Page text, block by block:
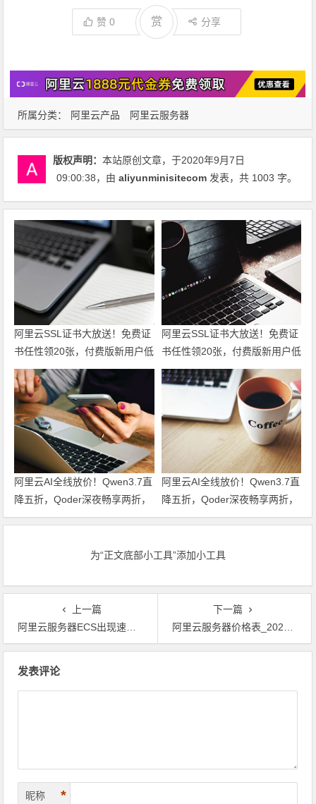
赞0 赏 分享
所属分类： 阿里云产品 阿里云服务器
版权声明：本站原创文章，于2020年9月7日
09:00:38，由aliyunminisitecom 发表，共 1003 字。
阿里云SSL证书大放送！免费证
书任性领20张，付费版新用户低
至6折仅95元起，一站式满足全
场景HTTPS安全需求！领代金
券
阿里云SSL证书大放送！免费证
书任性领20张，付费版新用户低
至6折仅95元起，一站式满足全
场景HTTPS安全需求！
阿里云AI全线放价！Qwen3.7直
降五折，Qoder深夜畅享两折，
文生视频六折起，全栈AI特惠一
阿里云AI全线放价！Qwen3.7直
降五折，Qoder深夜畅享两折，
文生视频六折起，全栈AI特惠一
为“正文底部小工具”添加小工具
上一篇
阿里云服务器ECS出现速度变慢 以及突然断开怎么办？
下一篇
阿里云服务器价格表_2020年最新收费标准
发表评论
昵称 *